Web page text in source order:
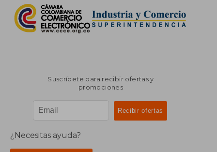
Suscríbete para recibir ofertas y
promociones
¿Necesitas ayuda?